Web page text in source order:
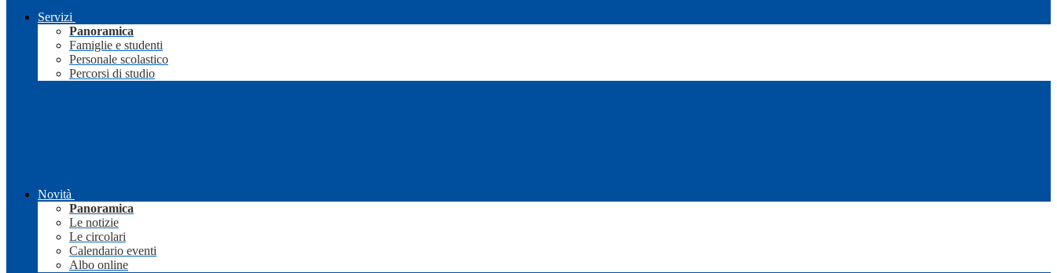
Servizi
Panoramica
Famiglie e studenti
Personale scolastico
Percorsi di studio
Novità
Panoramica
Le notizie
Le circolari
Calendario eventi
Albo online